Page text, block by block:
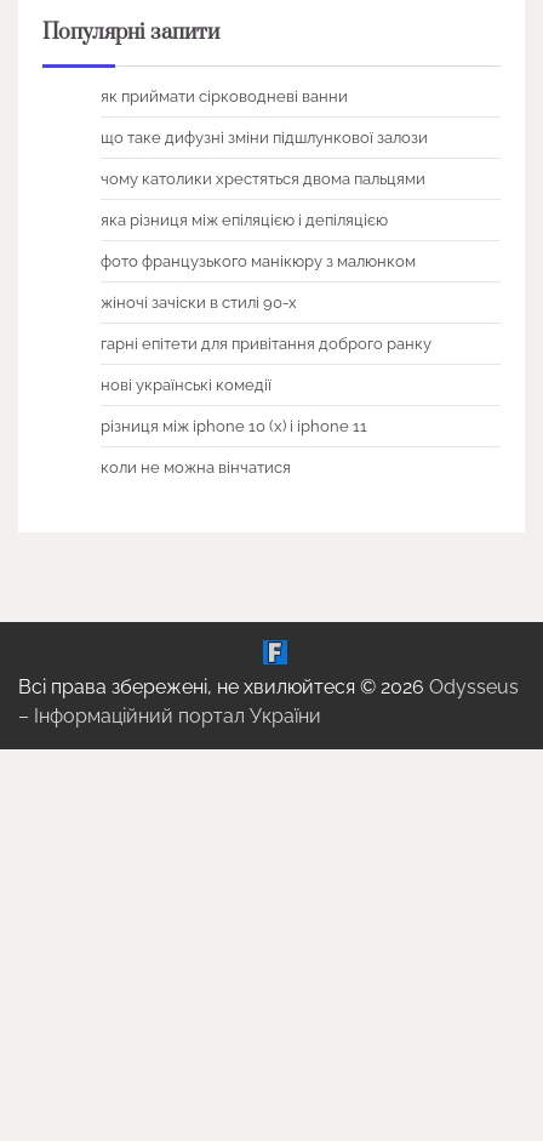
Популярні запити
як приймати сірководневі ванни
що таке дифузні зміни підшлункової залози
чому католики хрестяться двома пальцями
яка різниця між епіляцією і депіляцією
фото французького манікюру з малюнком
жіночі зачіски в стилі 90-х
гарні епітети для привітання доброго ранку
нові українські комедії
різниця між iphone 10 (x) і iphone 11
коли не можна вінчатися
Всі права збережені, не хвилюйтеся © 2026 Odysseus
– Інформаційний портал України